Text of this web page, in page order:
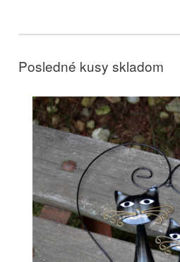
Posledné kusy skladom